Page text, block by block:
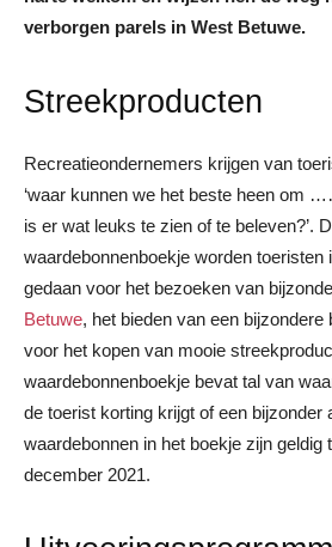
verborgen parels in West Betuwe.
Streekproducten
Recreatieondernemers krijgen van
‘waar kunnen we het beste heen om
is er wat leuks te zien of te beleven?’.
waardebonnenboekje worden toeristen
gedaan voor het bezoeken van
Betuwe, het bieden van een
voor het kopen van mooie
waardebonnenboekje bevat tal van
de toerist korting krijgt of een bijzonder
waardebonnen in het boekje zijn geldig
december 2021.